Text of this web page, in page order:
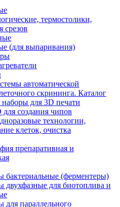
термостолики,
срезов
(для выпаривания)
автоматической
скрининга. Каталог
для 3D печати
создания чипов
технологии,
клеток, очистка
препаративная и
бактериальные (ферментеры)
двухфазные для биотоплива и
для параллельного